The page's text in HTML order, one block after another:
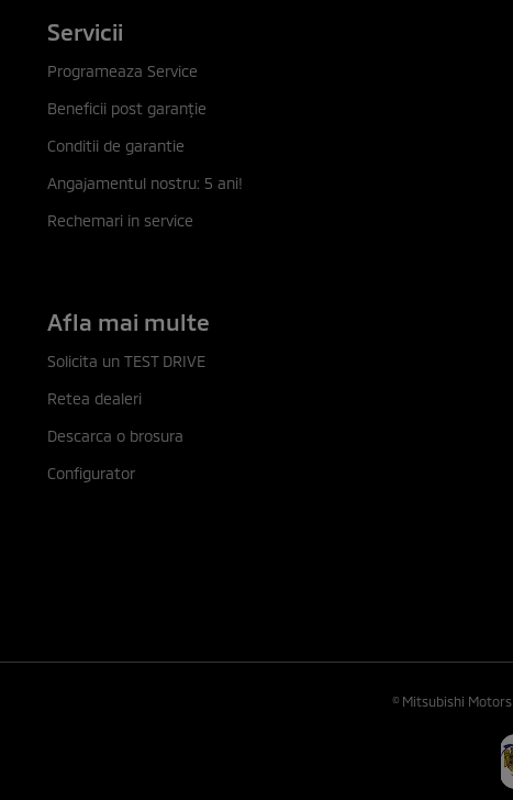
Servicii
Programeaza Service
Beneficii post garanţie
Conditii de garantie
Angajamentul nostru: 5 ani!
Rechemari in service
Afla mai multe
Solicita un TEST DRIVE
Retea dealeri
Descarca o brosura
Configurator
© Mitsubishi